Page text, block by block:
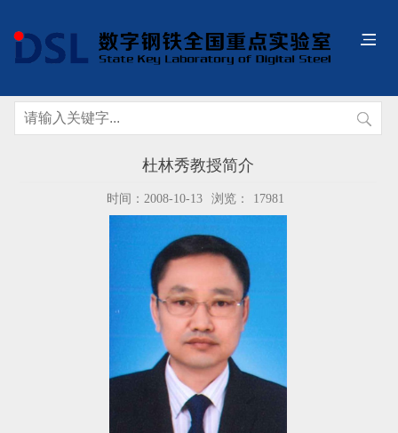
杜林秀教授简介
时间：2008-10-13 浏览： 17981